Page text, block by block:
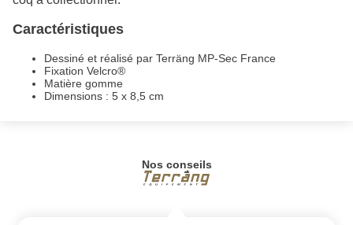
Caractéristiques
Dessiné et réalisé par Terräng MP-Sec France
Fixation Velcro®
Matière gomme
Dimensions : 5 x 8,5 cm
Nos conseils